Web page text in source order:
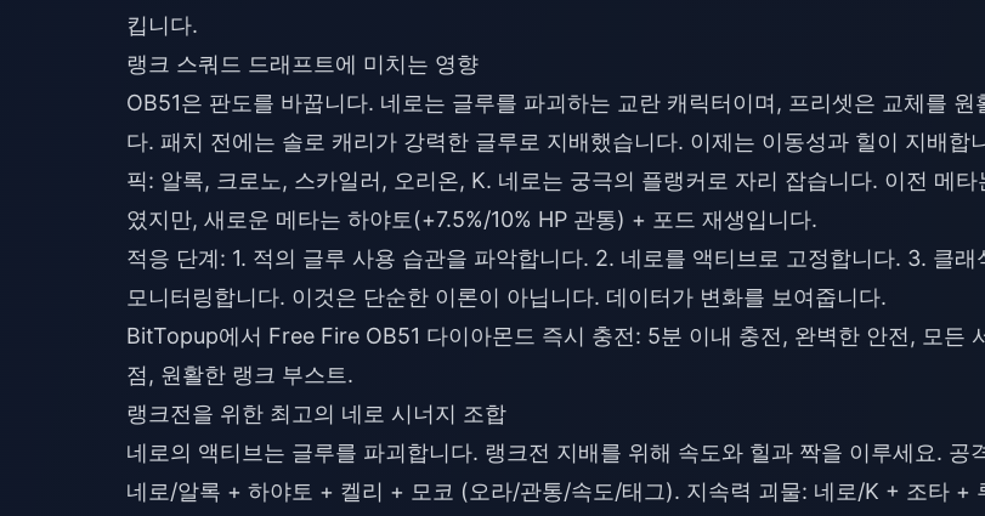
킵니다.
랭크 스쿼드 드래프트에 미치는 영향
OB51은 판도를 바꿉니다. 네로는 글루를 파괴하는 교란 캐릭터이며, 프리셋은 교체를 원
다. 패치 전에는 솔로 캐리가 강력한 글루로 지배했습니다. 이제는 이동성과 힐이 지배합
픽: 알록, 크로노, 스카일러, 오리온, K. 네로는 궁극의 플랭커로 자리 잡습니다. 이전 메타
였지만, 새로운 메타는 하야토(+7.5%/10% HP 관통) + 포드 재생입니다.
적응 단계: 1. 적의 글루 사용 습관을 파악합니다. 2. 네로를 액티브로 고정합니다. 3. 클래
모니터링합니다. 이것은 단순한 이론이 아닙니다. 데이터가 변화를 보여줍니다.
BitTopup에서 Free Fire OB51 다이아몬드 즉시 충전: 5분 이내 충전, 완벽한 안전, 모든
점, 원활한 랭크 부스트.
랭크전을 위한 최고의 네로 시너지 조합
네로의 액티브는 글루를 파괴합니다. 랭크전 지배를 위해 속도와 힐과 짝을 이루세요. 공
네로/알록 + 하야토 + 켈리 + 모코 (오라/관통/속도/태그). 지속력 괴물: 네로/K + 조타 +